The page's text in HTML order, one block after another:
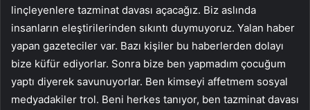
linçleyenlere tazminat davası açacağız. Biz aslında
insanların eleştirilerinden sıkıntı duymuyoruz. Yalan haber
yapan gazeteciler var. Bazı kişiler bu haberlerden dolayı
bize küfür ediyorlar. Sonra bize ben yapmadım çocuğum
yaptı diyerek savunuyorlar. Ben kimseyi affetmem sosyal
medyadakiler trol. Beni herkes tanıyor, ben tazminat davası